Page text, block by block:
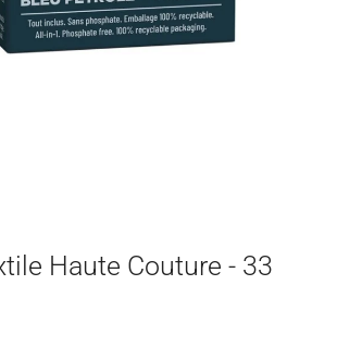
Haute Couture - 33